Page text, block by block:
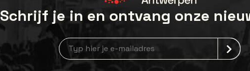
Schrijf je in en ontvang onze
Nieuwsbrief aanmelding